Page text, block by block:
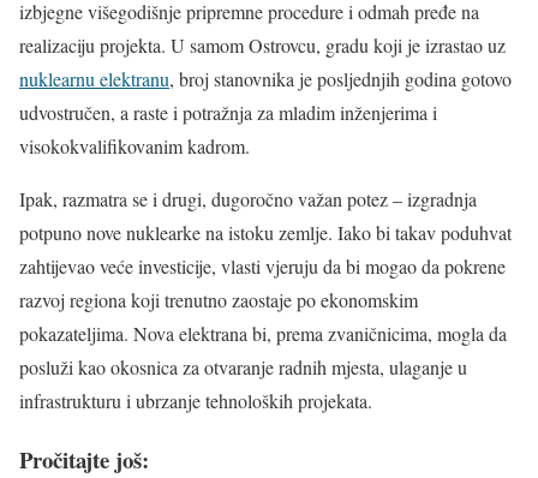
izbjegne višegodišnje pripremne procedure i odmah pređe na
realizaciju projekta. U samom Ostrovcu, gradu koji je izrastao uz
nuklearnu elektranu, broj stanovnika je posljednjih godina gotovo
udvostručen, a raste i potražnja za mladim inženjerima i
visokokvalifikovanim kadrom.
Ipak, razmatra se i drugi, dugoročno važan potez – izgradnja
potpuno nove nuklearke na istoku zemlje. Iako bi takav poduhvat
zahtijevao veće investicije, vlasti vjeruju da bi mogao da pokrene
razvoj regiona koji trenutno zaostaje po ekonomskim
pokazateljima. Nova elektrana bi, prema zvaničnicima, mogla da
posluži kao okosnica za otvaranje radnih mjesta, ulaganje u
infrastrukturu i ubrzanje tehnoloških projekata.
Pročitajte još: